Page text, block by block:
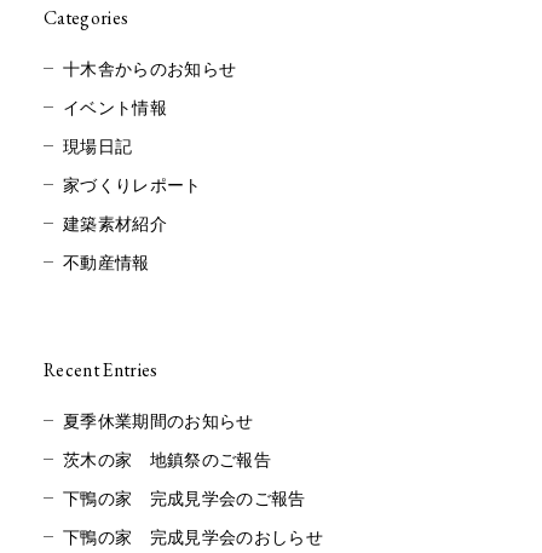
Categories
十木舎からのお知らせ
イベント情報
現場日記
家づくりレポート
建築素材紹介
不動産情報
Recent Entries
夏季休業期間のお知らせ
茨木の家 地鎮祭のご報告
下鴨の家 完成見学会のご報告
下鴨の家 完成見学会のおしらせ